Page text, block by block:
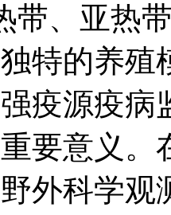
带、亚热
特的养
疫源疫
要意义。
外科学